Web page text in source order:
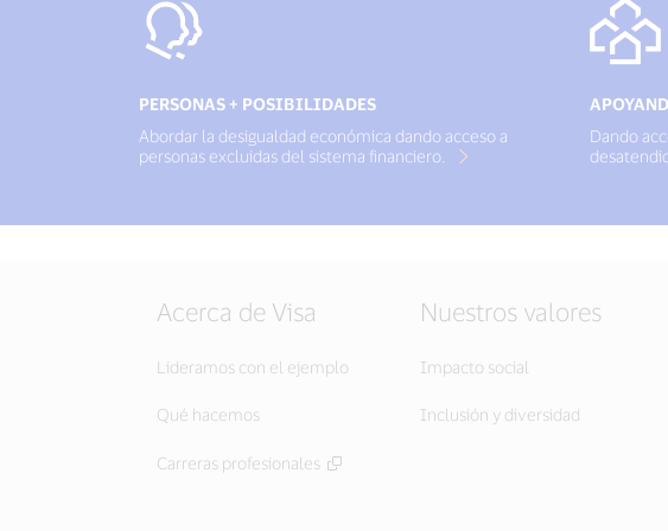
PERSONAS + POSIBILIDADES
Abordar la desigualdad económica dando acceso a
personas excluidas del sistema financiero.
Dando
Acerca de Visa
Lideramos con el ejemplo
Qué hacemos
Carreras profesionales
Nuestros valores
Impacto social
Inclusión y diversidad